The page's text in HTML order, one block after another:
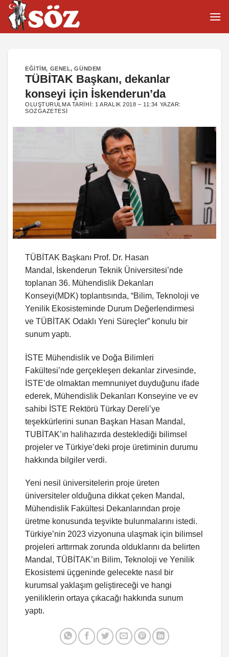
İçeriğe
atla
EĞITIM, GENEL,GÜNDEM
TÜBİTAK Başkanı, dekanlar
konseyi için İskenderun’da
OLUŞTURULMA TARIHI: 1 ARALIK 2018 – 11:34 YAZAR:
SOZGAZETESI
TÜBİTAK Başkanı Prof. Dr. Hasan
Mandal, İskenderun Teknik Üniversitesi’nde
toplanan 36. Mühendislik Dekanları
Konseyi(MDK) toplantısında, “Bilim, Teknoloji ve
Yenilik Ekosisteminde Durum Değerlendirmesi
ve TÜBİTAK Odaklı Yeni Süreçler” konulu bir
sunum yaptı.
İSTE Mühendislik ve Doğa Bilimleri
Fakültesi’nde gerçekleşen dekanlar zirvesinde,
İSTE’de olmaktan memnuniyet duyduğunu ifade
ederek, Mühendislik Dekanları Konseyine ve ev
sahibi İSTE Rektörü Türkay Dereli’ye
teşekkürlerini sunan Başkan Hasan Mandal,
TUBİTAK’ın halihazırda desteklediği bilimsel
projeler ve Türkiye’deki proje üretiminin durumu
hakkında bilgiler verdi.
Yeni nesil üniversitelerin proje üreten
üniversiteler olduğuna dikkat çeken Mandal,
Mühendislik Fakültesi Dekanlarından proje
üretme konusunda teşvikte bulunmalarını istedi.
Türkiye’nin 2023 vizyonuna ulaşmak için bilimsel
projeleri arttırmak zorunda olduklarını da belirten
Mandal, TÜBİTAK’ın Bilim, Teknoloji ve Yenilik
Ekosistemi üçgeninde gelecekte nasıl bir
kurumsal yaklaşım geliştireceği ve hangi
yeniliklerin ortaya çıkacağı hakkında sunum
yaptı.